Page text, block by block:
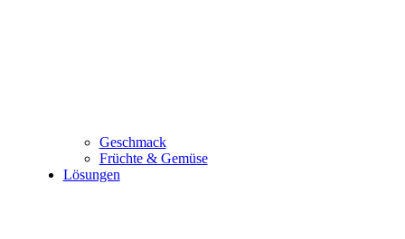
Geschmack
Früchte & Gemüse
Lösungen